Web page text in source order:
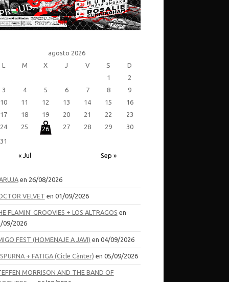
agosto 2026
L
M X J V S D
« Jul Sep »
1
2
3
4 5 6 7 8
9
10
11 12 13 14 15
16
17
18 19 20 21 22
23
24
25 26 27 28 29
30
31
en 26/08/2026
VELVET en 01/09/2026
FLAMIN’ GROOVIES + LOS ALTRAGOS en
09/2026
FEST (HOMENAJE A JAVI) en 04/09/2026
+ FATIGA (Cicle Cànter) en 05/09/2026
MORRISON AND THE BAND OF